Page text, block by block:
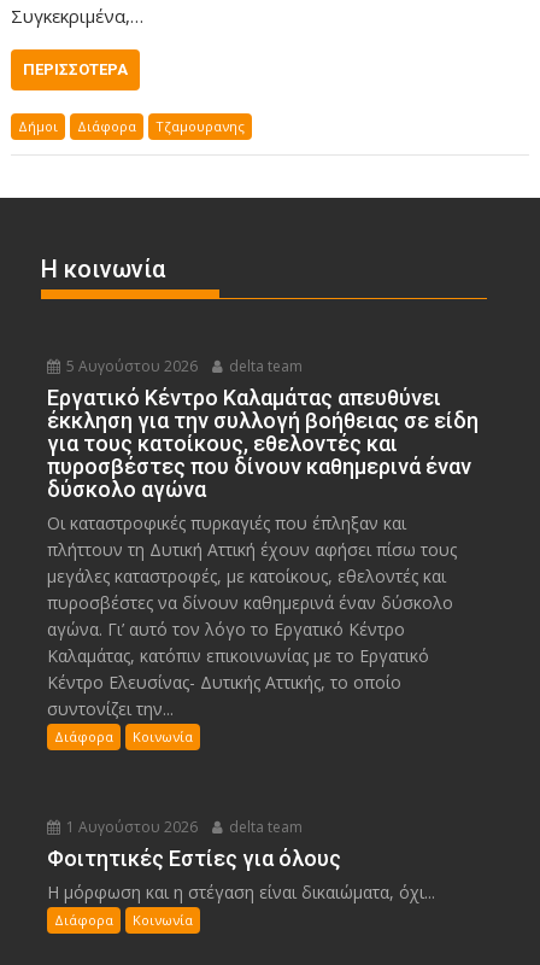
Συγκεκριμένα,…
ΠΕΡΙΣΣΌΤΕΡΑ
Δήμοι Διάφορα Τζαμουρανης
Η κοινωνία
5 Αυγούστου 2026 delta team
Εργατικό Κέντρο Καλαμάτας απευθύνει
έκκληση για την συλλογή βοήθειας σε είδη
για τους κατοίκους, εθελοντές και
πυροσβέστες που δίνουν καθημερινά έναν
δύσκολο αγώνα
Οι καταστροφικές πυρκαγιές που έπληξαν και
πλήττουν τη Δυτική Αττική έχουν αφήσει πίσω τους
μεγάλες καταστροφές, με κατοίκους, εθελοντές και
πυροσβέστες να δίνουν καθημερινά έναν δύσκολο
αγώνα. Γι’ αυτό τον λόγο το Εργατικό Κέντρο
Καλαμάτας, κατόπιν επικοινωνίας με το Εργατικό
Κέντρο Ελευσίνας- Δυτικής Αττικής, το οποίο
συντονίζει την...
Διάφορα Κοινωνία
1 Αυγούστου 2026 delta team
Φοιτητικές Εστίες για όλους
Η μόρφωση και η στέγαση είναι δικαιώματα, όχι...
Διάφορα Κοινωνία